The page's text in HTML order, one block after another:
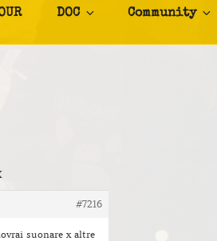
DOC Community
#7216
suonare x altre